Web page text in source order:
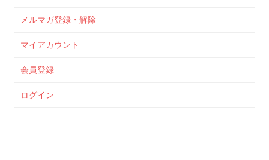
メルマガ登録・解除
マイアカウント
会員登録
ログイン